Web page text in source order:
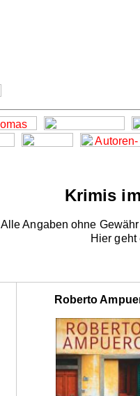
Krimis
Alle Angaben ohne
Hier
Roberto